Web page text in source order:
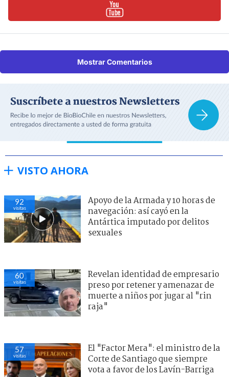
Mostrar Comentarios
VISTO AHORA
92
visitas
Apoyo de la Armada y 10 horas de
navegación: así cayó en la
Antártica imputado por delitos
sexuales
60
visitas
Revelan identidad de empresario
preso por retener y amenazar de
muerte a niños por jugar al "rin
raja"
57
visitas
El "Factor Mera": el ministro de la
Corte de Santiago que siempre
vota a favor de los Lavín-Barriga